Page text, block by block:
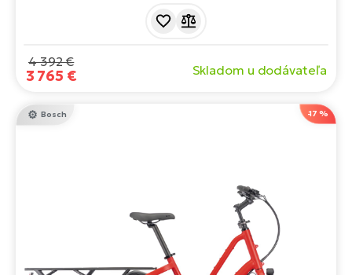
hydraulické brzdy Magura. Ľahko sa skladá, unesie až 125
4 392 €
3 765 € Skladom u dodávateľa
-17 %
Bosch